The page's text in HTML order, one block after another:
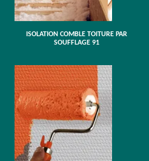
ISOLATION COMBLE TOITURE PAR
SOUFFLAGE 91